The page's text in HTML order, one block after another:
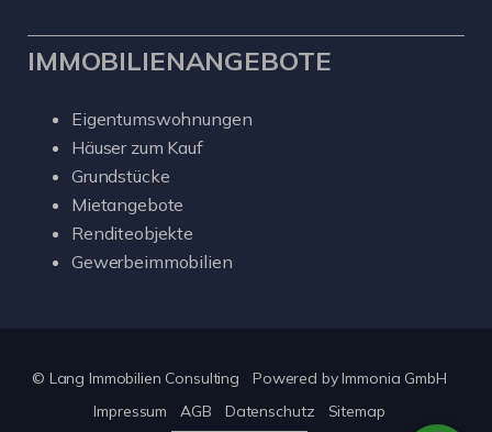
IMMOBILIENANGEBOTE
Eigentumswohnungen
Häuser zum Kauf
Grundstücke
Mietangebote
Renditeobjekte
Gewerbeimmobilien
© Lang Immobilien Consulting Powered byImmonia GmbH
Impressum
AGB Datenschutz Sitemap